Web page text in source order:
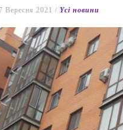
Вересня 2021 /Yсі новини